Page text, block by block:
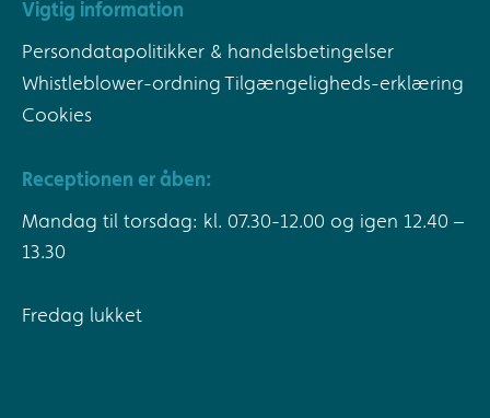
Vigtig information
Persondatapolitikker & handelsbetingelser
Whistleblower-ordning
Tilgængeligheds-erklæring
Cookies
Receptionen er åben:
Mandag til torsdag: kl. 07.30-12.00 og igen 12.40 –
13.30
Fredag lukket